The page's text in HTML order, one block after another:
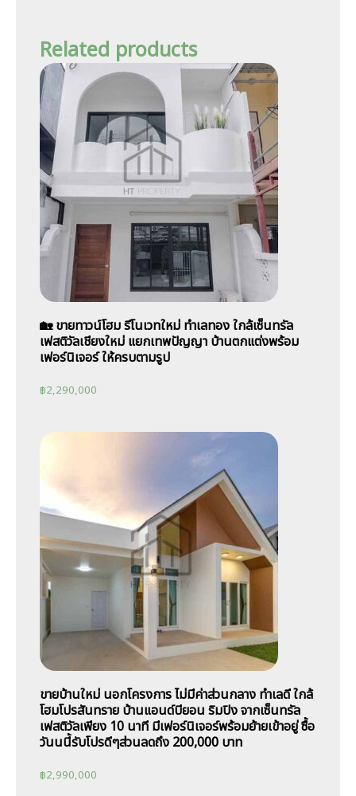
Related products
🏡 ขายทาวน์โฮม รีโนเวทใหม่ ทำเลทอง ใกล้เซ็นทรัล
เฟสติวัลเชียงใหม่ แยกเทพปัญญา บ้านตกแต่งพร้อม
เฟอร์นิเจอร์ ให้ครบตามรูป
฿2,290,000
ขายบ้านใหม่ นอกโครงการ ไม่มีค่าส่วนกลาง ทำเลดี ใกล้
โฮมโปรสันทราย บ้านแอนด์บียอน ริมปิง จากเซ็นทรัล
เฟสติวัลเพียง 10 นาที มีเฟอร์นิเจอร์พร้อมย้ายเข้าอยู่ ซื้อ
วันนนี้รับโปรดีๆส่วนลดถึง 200,000 บาท
฿2,990,000